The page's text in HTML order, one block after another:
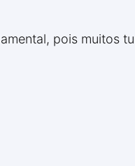
pois muitos